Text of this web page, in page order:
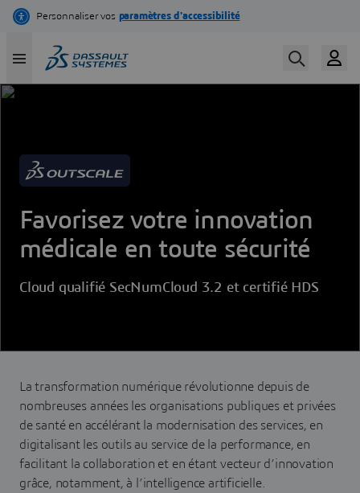
Skip
content
Favorisez votre innovation
médicale en toute sécurité
Cloud qualifié SecNumCloud 3.2 et certifié HDS
La transformation numérique révolutionne depuis de
nombreuses années les organisations publiques et privées
de santé en accélérant la modernisation des services, en
digitalisant les outils au service de la performance, en
facilitant la collaboration et en étant vecteur d’innovation
grâce, notamment, à l’intelligence artificielle.